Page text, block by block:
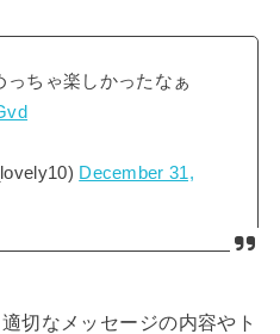
ちゃ楽しかったなぁ
December 31,
切なメッセージの内容やト